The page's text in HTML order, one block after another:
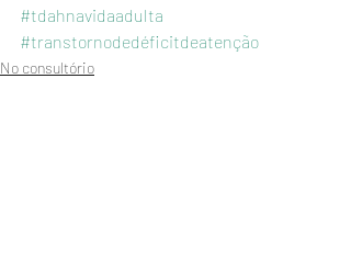
#tdahnavidaadulta
#transtornodedéficitdeatenção
No consultório